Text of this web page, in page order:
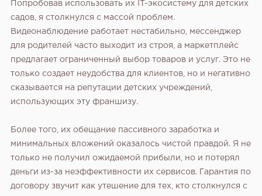
Попробовав использовать их IT-экосистему для детских
садов, я столкнулся с массой проблем.
Видеонаблюдение работает нестабильно, мессенджер
для родителей часто выходит из строя, а маркетплейс
предлагает ограниченный выбор товаров и услуг. Это не
только создает неудобства для клиентов, но и негативно
сказывается на репутации детских учреждений,
использующих эту франшизу.
Более того, их обещание пассивного заработка и
минимальных вложений оказалось чистой правдой. Я не
только не получил ожидаемой прибыли, но и потерял
деньги из-за неэффективности их сервисов. Гарантия по
договору звучит как утешение для тех, кто столкнулся с